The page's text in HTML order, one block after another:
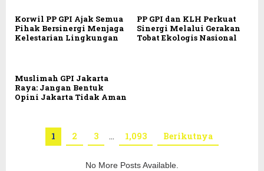
Korwil PP GPI Ajak Semua
Pihak Bersinergi Menjaga
Kelestarian Lingkungan
PP GPI dan KLH Perkuat
Sinergi Melalui Gerakan
Tobat Ekologis Nasional
Muslimah GPI Jakarta
Raya: Jangan Bentuk
Opini Jakarta Tidak Aman
1 2 3 … 1,093 Berikutnya
No More Posts Available.